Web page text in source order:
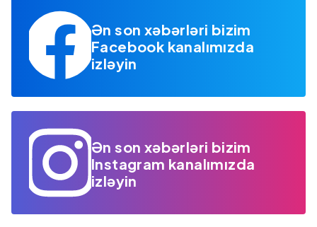
Ən son xəbərləri bizim
Facebook kanalımızda
izləyin
Ən son xəbərləri bizim
Instagram kanalımızda
izləyin